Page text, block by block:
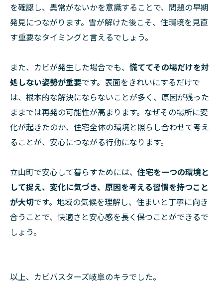
を確認し、異常がないかを意識することで、問題の早期
発見につながります。雪が解けた後こそ、住環境を見直
す重要なタイミングと言えるでしょう。
また、カビが発生した場合でも、 慌ててその場だけを対
処しない姿勢が重要です。表面をきれいにするだけで
は、根本的な解決にならないことが多く、原因が残った
ままでは再発の可能性が高まります。なぜその場所に変
化が起きたのか、住宅全体の環境と照らし合わせて考え
ることが、安心につながる行動になります。
立山町で安心して暮らすためには、 住宅を一つの環境と
して捉え、変化に気づき、原因を考える習慣を持つこと
が大切です。地域の気候を理解し、住まいと丁寧に向き
合うことで、快適さと安心感を長く保つことができるで
しょう。
以上、カビバスターズ岐阜のキラでした。